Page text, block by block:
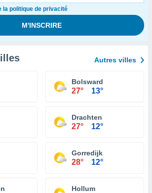
la politique de privacité
Autres villes
Bolsward
27° 13°
Drachten
27° 12°
Gorredijk
28° 12°
Hollum